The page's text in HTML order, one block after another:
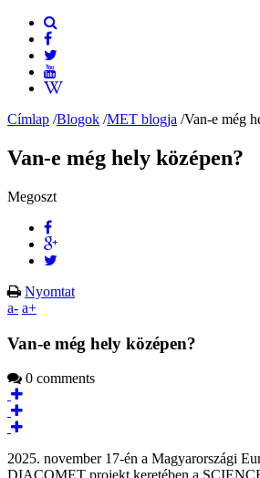
Címlap /Blogok /MET blogja /Van-e még
Van-e még hely középen?
Megoszt
Nyomtat
a- a+
Van-e még hely középen?
0 comments
2025. november 17-én a Magyarországi